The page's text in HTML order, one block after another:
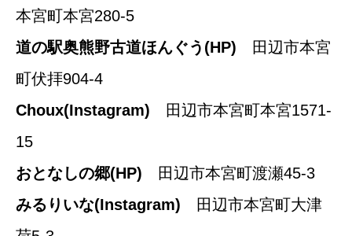
本宮町本宮280-5
道の駅奥熊野古道ほんぐう (HP) 田辺市本宮
町伏拝904-4
Choux(Instagram) 田辺市本宮町本宮1571-
15
おとなしの郷(HP) 田辺市本宮町渡瀬45-3
みるりいな(Instagram) 田辺市本宮町大津